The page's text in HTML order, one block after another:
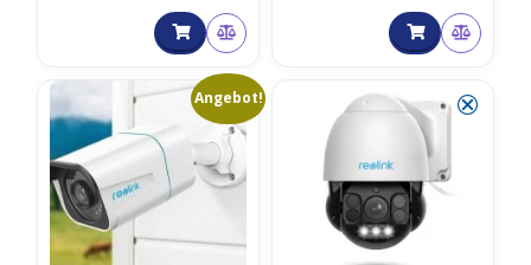
Angebot!
⮿
Ursprünglicher
Preis
war:
CHF107.71
Aktueller
Preis
ist:
CHF99.00.
⮿